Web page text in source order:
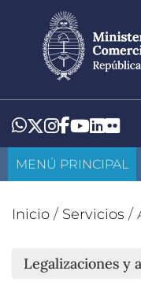
contenido
principal
Whatsapp
Twitter
Instagram
Facebook
YouTube
MENÚ PRINCIPAL
Inicio / Servicios /
Legalizaciones y